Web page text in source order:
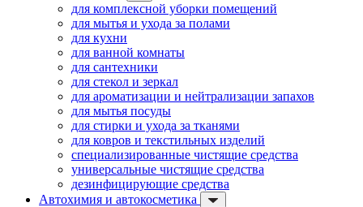
для комплексной уборки помещений
для мытья и ухода за полами
для кухни
для ванной комнаты
для сантехники
для стекол и зеркал
для ароматизации и нейтрализации запахов
для мытья посуды
для стирки и ухода за тканями
для ковров и текстильных изделий
специализированные чистящие средства
универсальные чистящие средства
дезинфицирующие средства
Автохимия и автокосметика